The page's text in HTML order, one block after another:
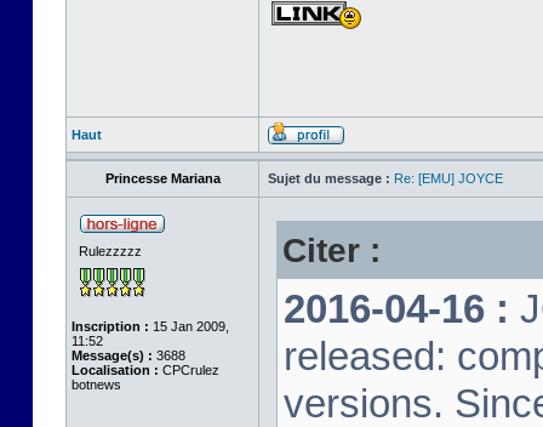
Haut
Princesse Mariana Sujet du message : Re: [EMU] JOYCE
Rulezzzzz
Inscription : 15 Jan 2009,
11:52
Message(s) : 3688
Localisation : CPCrulez
botnews
Citer :
2016-04-16 :
released:
versions.